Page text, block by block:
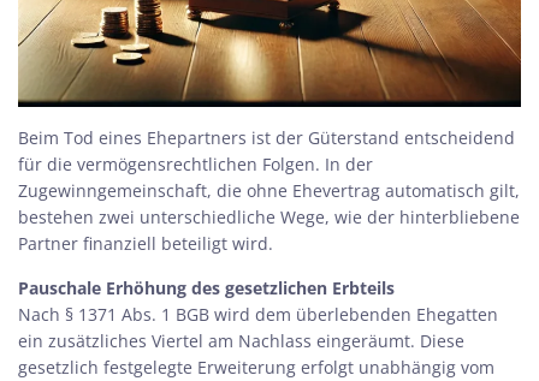
Beim Tod eines Ehepartners ist der Güterstand entscheidend
für die vermögensrechtlichen Folgen. In der
Zugewinngemeinschaft, die ohne Ehevertrag automatisch gilt,
bestehen zwei unterschiedliche Wege, wie der hinterbliebene
Partner finanziell beteiligt wird.
Pauschale Erhöhung des gesetzlichen Erbteils
Nach § 1371 Abs. 1 BGB wird dem überlebenden Ehegatten
ein zusätzliches Viertel am Nachlass eingeräumt. Diese
gesetzlich festgelegte Erweiterung erfolgt unabhängig vom